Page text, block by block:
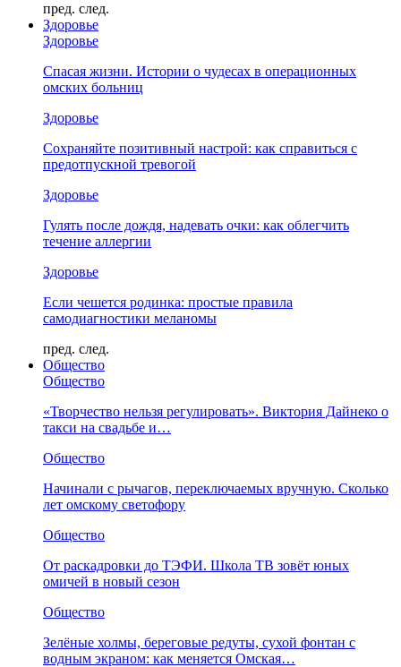
пред. след.
Здоровье
Здоровье
Спасая жизни. Истории о чудесах в операционных
омских больниц
Здоровье
Сохраняйте позитивный настрой: как справиться с
предотпускной тревогой
Здоровье
Гулять после дождя, надевать очки: как облегчить
течение аллергии
Здоровье
Если чешется родинка: простые правила
самодиагностики меланомы
пред. след.
Общество
Общество
«Творчество нельзя регулировать». Виктория Дайнеко о
такси на свадьбе и…
Общество
Начинали с рычагов, переключаемых вручную. Сколько
лет омскому светофору
Общество
От раскадровки до ТЭФИ. Школа ТВ зовёт юных
омичей в новый сезон
Общество
Зелёные холмы, береговые редуты, сухой фонтан с
водным экраном: как меняется Омская…